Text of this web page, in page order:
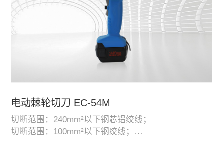
电动棘轮切刀 EC-54M
切断范围：240mm²以下钢芯铝绞线；
切断范围：100mm²以下钢绞线；